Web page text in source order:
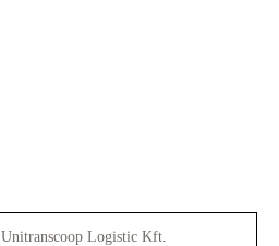
Unitranscoop Logistic Kft.